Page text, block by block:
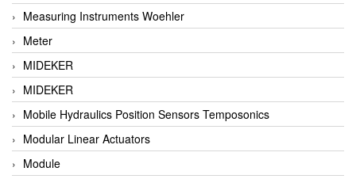
Baumer
Baumuller Vietnam
Baykee
BBC Bircher Smart Access
BCS ITALY
BEA SENSORS
Beacon Extender
Measuring Instruments Woehler
Meter
MIDEKER
MIDEKER
Mobile Hydraulics Position Sensors Temposonics
Modular Linear Actuators
Module